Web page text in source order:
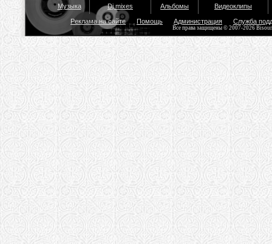
Музыка Dj mixes Альбомы Видеоклипы
Реклама на сайте Помощь Администрация Служба
Все права защищены © 2007-2026